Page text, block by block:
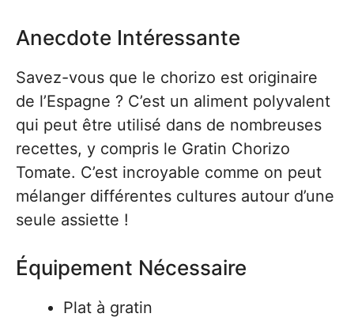
Anecdote Intéressante
Savez-vous que le chorizo est originaire
de l’Espagne ? C’est un aliment polyvalent
qui peut être utilisé dans de nombreuses
recettes, y compris le Gratin Chorizo
Tomate. C’est incroyable comme on peut
mélanger différentes cultures autour d’une
seule assiette !
Équipement Nécessaire
Plat à gratin